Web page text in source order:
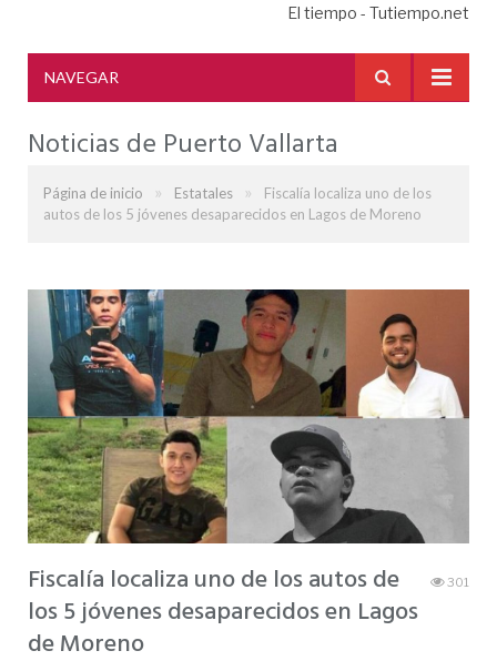
El tiempo - Tutiempo.net
NAVEGAR
Noticias de Puerto Vallarta
Página de inicio » Estatales »
Fiscalía localiza uno de los
autos de los 5 jóvenes desaparecidos en Lagos de Moreno
Fiscalía localiza uno de los autos de
los 5 jóvenes desaparecidos en Lagos
de Moreno
301